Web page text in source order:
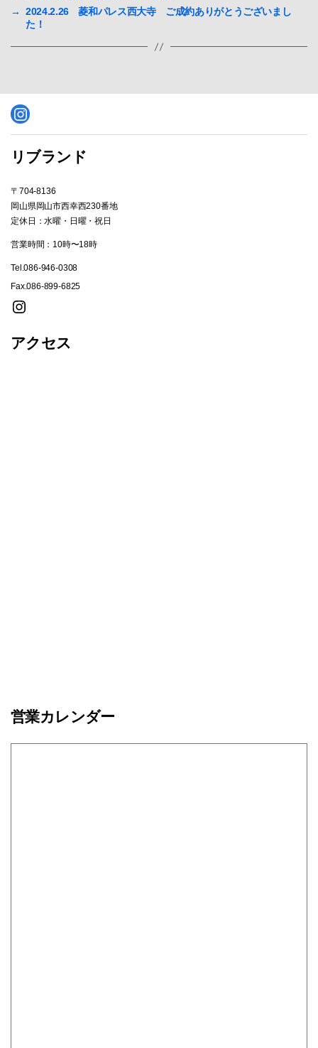
→
2024.2.26 菱和パレス西大寺 ご成約ありがとうございまし
た！
Instagram
リブランド
〒704-8136
岡山県岡山市西幸西230番地
定休日：水曜・日曜・祝日
営業時間：10時〜18時
Tel.086-946-0308
Fax.086-899-6825
Instagram
アクセス
営業カレンダー